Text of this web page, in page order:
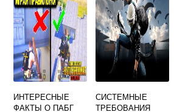
ИНТЕРЕСНЫЕ
ФАКТЫ О ПАБГ
СИСТЕМНЫЕ
ТРЕБОВАНИЯ